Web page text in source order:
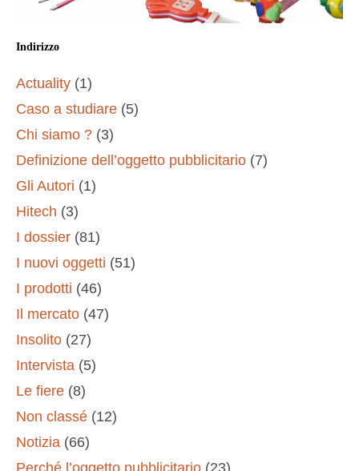
Indirizzo
Actuality (1)
Caso a studiare (5)
Chi siamo ? (3)
Definizione dell’oggetto pubblicitario (7)
Gli Autori (1)
Hitech (3)
I dossier (81)
I nuovi oggetti (51)
I prodotti (46)
Il mercato (47)
Insolito (27)
Intervista (5)
Le fiere (8)
Non classé (12)
Notizia (66)
Perché l’oggetto pubblicitario (23)